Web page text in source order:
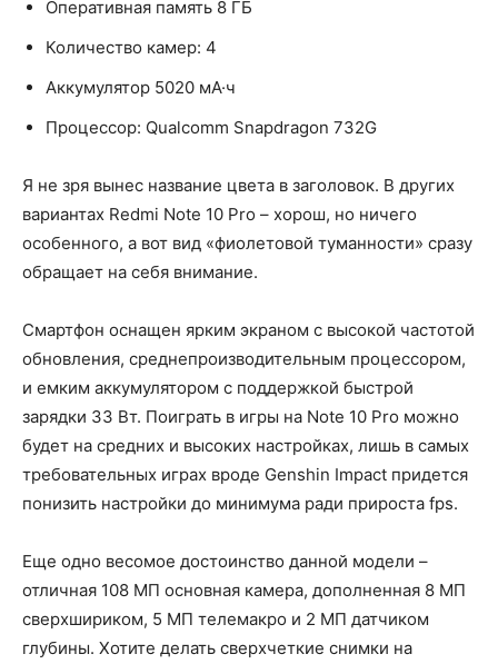
Оперативная память 8 ГБ
Количество камер: 4
Аккумулятор 5020 мА·ч
Процессор: Qualcomm Snapdragon 732G
Я не зря вынес название цвета в заголовок. В других
вариантах Redmi Note 10 Pro – хорош, но ничего
особенного, а вот вид «фиолетовой туманности» сразу
обращает на себя внимание.
Смартфон оснащен ярким экраном с высокой частотой
обновления, среднепроизводительным процессором,
и емким аккумулятором с поддержкой быстрой
зарядки 33 Вт. Поиграть в игры на Note 10 Pro можно
будет на средних и высоких настройках, лишь в самых
требовательных играх вроде Genshin Impact придется
понизить настройки до минимума ради прироста fps.
Еще одно весомое достоинство данной модели –
отличная 108 МП основная камера, дополненная 8 МП
сверхшириком, 5 МП телемакро и 2 МП датчиком
глубины. Хотите делать сверхчеткие снимки на